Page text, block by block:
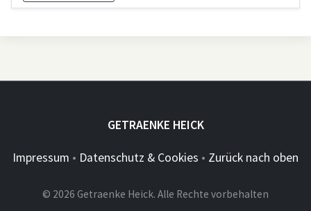
GETRAENKE HEICK
Impressum • Datenschutz & Cookies • Zurück nach oben
© 2026 Getraenke Heick. Alle Rechte vorbehalten